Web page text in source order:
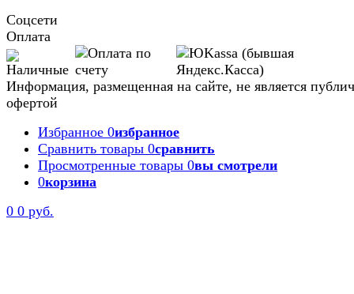
Соцсети
Оплата
Информация, размещенная на сайте, не является
офертой
Избранное 0избранное
Сравнить товары 0сравнить
Просмотренные товары 0вы смотрели
0корзина
0 0 руб.